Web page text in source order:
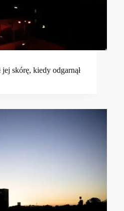
skórę, kiedy odgarnął